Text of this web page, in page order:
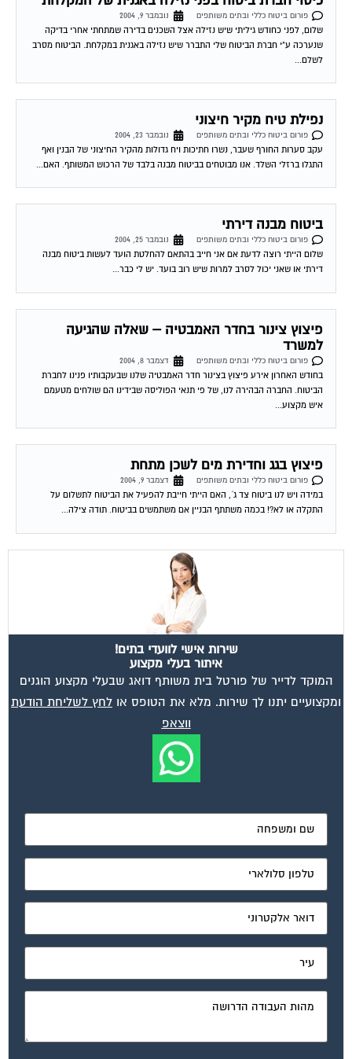
פורום ביטוח כללי ובתים משותפים
נובמבר 9, 2004
שלום, לפני כחודש גיליתי שיש נזילה אצל השכנים בדירה שמתחתי אחרי בדיקה
שנערכה ע"י חברת הביטוח שלי התברר שיש נזילה באגנית במקלחת. הביטוח מסרב
לשלם...
נפילת טיח מקיר חיצוני
פורום ביטוח כללי ובתים משותפים
נובמבר 23, 2004
עקב סערות החורף שעבר, נשרו חתיכות ויח גדולות מהקיר החיצוני של הבנין ואף
התגלו ברזלי השלד. אנו מבוטחים בביטוח מבנה בלבד של הרכוש המשותף. האם...
ביטוח מבנה דירתי
פורום ביטוח כללי ובתים משותפים
נובמבר 25, 2004
שלום הייתי רוצה לדעת אם אני חייב בהתאם להחלטת הועד לעשות ביטוח מבנה
דירתי או שאני יכול לסרב למרות שיש רוב בועד. יש לי כבר...
פיצוץ צינור בחדר האמבטיה – שאלה שהגיעה
למשרד
פורום ביטוח כללי ובתים משותפים
דצמבר 8, 2004
בחודש האחרון אירע פיצוץ בצינור חדר האמבטיה שלנו שבעקבותיו פנינו לחברת
הביטוח. החברה הבהירה לנו, של פי תנאי הפוליסה שבידינו הם שולחים מטעמם
איש מקצוע...
פיצוץ בגג וחדירת מים לשכן מתחת
פורום ביטוח כללי ובתים משותפים
דצמבר 9, 2004
במידה ויש לנו ביטוח צד ג´, האם הייתי חייבת להפעיל את הביטוח לתשלום על
התקלה או לא?! בכמה משתתף הבניין אם משתמשים בביטוח. תודה צילה...
שירות אישי לוועדי בתים!
איתור בעלי מקצוע
המוקד לדייר של פורטל בית משותף דואג שבעלי מקצוע הוגנים
ומקצועיים יתנו לך שירות. מלא את הטופס או לחץ לשליחת הודעת
ווצאפ